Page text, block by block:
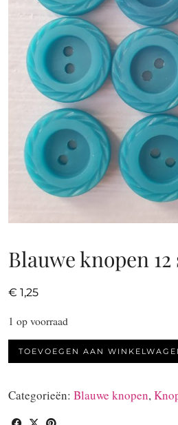
Blauwe knopen
€ 1,25
1 op voorraad
Blauwe
knopen
stuks
aantal
TOEVOEGEN AAN
Categorieën: Blauwe knopen,